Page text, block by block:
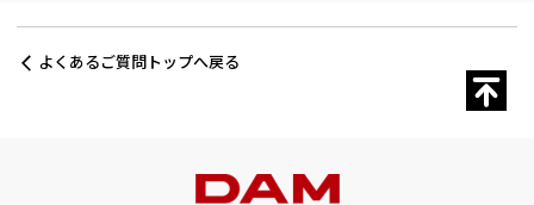
よくあるご質問トップへ戻る